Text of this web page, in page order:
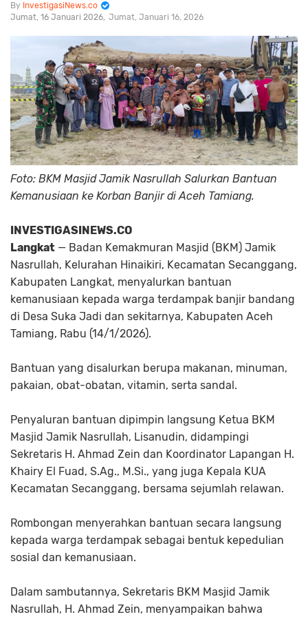
InvestigasiNews.co
Jumat, 16 Januari 2026 Jumat, Januari 16, 2026
Foto: BKM Masjid Jamik Nasrullah Salurkan Bantuan
Kemanusiaan ke Korban Banjir di Aceh Tamiang.
INVESTIGASINEWS.CO
Langkat — Badan Kemakmuran Masjid (BKM) Jamik
Nasrullah, Kelurahan Hinaikiri, Kecamatan Secanggang,
Kabupaten Langkat, menyalurkan bantuan
kemanusiaan kepada warga terdampak banjir bandang
di Desa Suka Jadi dan sekitarnya, Kabupaten Aceh
Tamiang, Rabu (14/1/2026).
Bantuan yang disalurkan berupa makanan, minuman,
pakaian, obat-obatan, vitamin, serta sandal.
Penyaluran bantuan dipimpin langsung Ketua BKM
Masjid Jamik Nasrullah, Lisanudin, didampingi
Sekretaris H. Ahmad Zein dan Koordinator Lapangan H.
Khairy El Fuad, S.Ag., M.Si., yang juga Kepala KUA
Kecamatan Secanggang, bersama sejumlah relawan.
Rombongan menyerahkan bantuan secara langsung
kepada warga terdampak sebagai bentuk kepedulian
sosial dan kemanusiaan.
Dalam sambutannya, Sekretaris BKM Masjid Jamik
Nasrullah, H. Ahmad Zein, menyampaikan bahwa